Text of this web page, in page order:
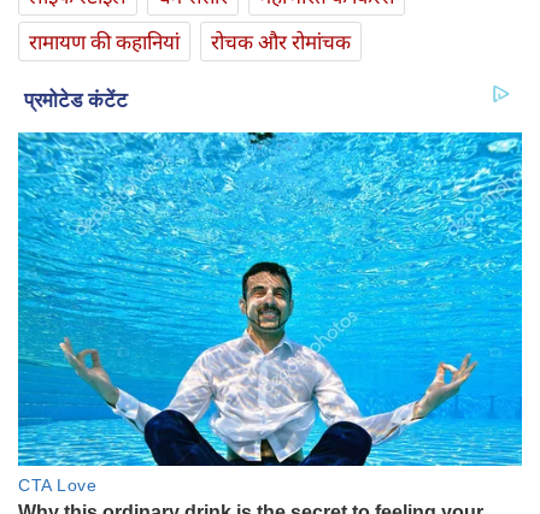
रामायण की कहानियां
रोचक और रोमांचक